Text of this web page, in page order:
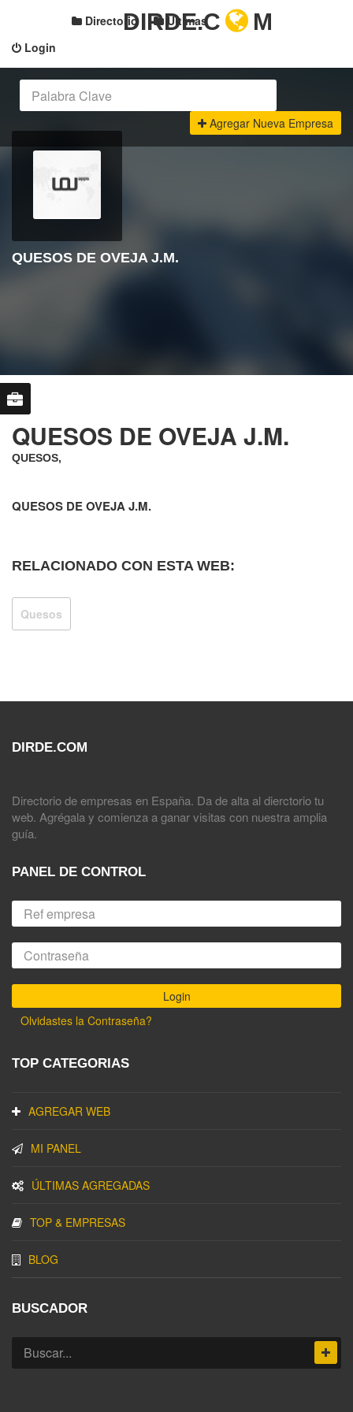
Login
Directorio Últimas
DIRDE.C M
Agregar Nueva Empresa
QUESOS DE OVEJA J.M.
QUESOS DE OVEJA J.M.
QUESOS,
QUESOS DE OVEJA J.M.
RELACIONADO CON ESTA WEB:
Quesos
DIRDE.COM
Directorio de empresas en España. Da de alta al dierctorio tu
web. Agrégala y comienza a ganar visitas con nuestra amplia
guía.
PANEL DE CONTROL
Olvidastes la Contraseña?
TOP CATEGORIAS
AGREGAR WEB
MI PANEL
ÚLTIMAS AGREGADAS
TOP & EMPRESAS
BLOG
BUSCADOR